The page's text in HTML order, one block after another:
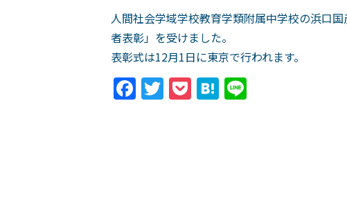
人間社会学域学校教育学類附属中学校の浜口
者表彰」を受けました。
表彰式は12月1日に東京で行われます。
Facebook
Twitter
PocketHatena